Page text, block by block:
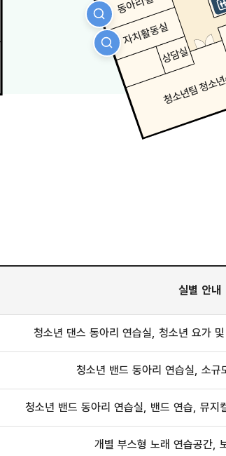
자세히보기
자세히보기
실별 안내
청소년 댄스 동아리 연습실, 청소년 요가
청소년 밴드 동아리 연습실, 소규
청소년 밴드 동아리 연습실, 밴드 연습, 뮤지
개별 부스형 노래 연습공간,